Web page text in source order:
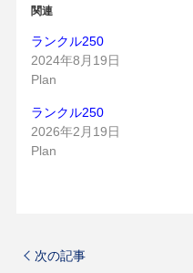
関連
ランクル250
2024年8月19日
Plan
ランクル250
2026年2月19日
Plan
次の記事